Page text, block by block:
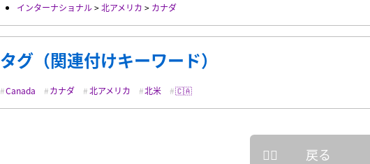
インターナショナル>北アメリカ > カナダ
タグ（関連付けキーワード）
Canada カナダ 北アメリカ 北米 🇨🇦
戻る